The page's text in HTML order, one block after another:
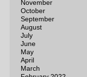
November
October
September
August
July
June
May
April
March